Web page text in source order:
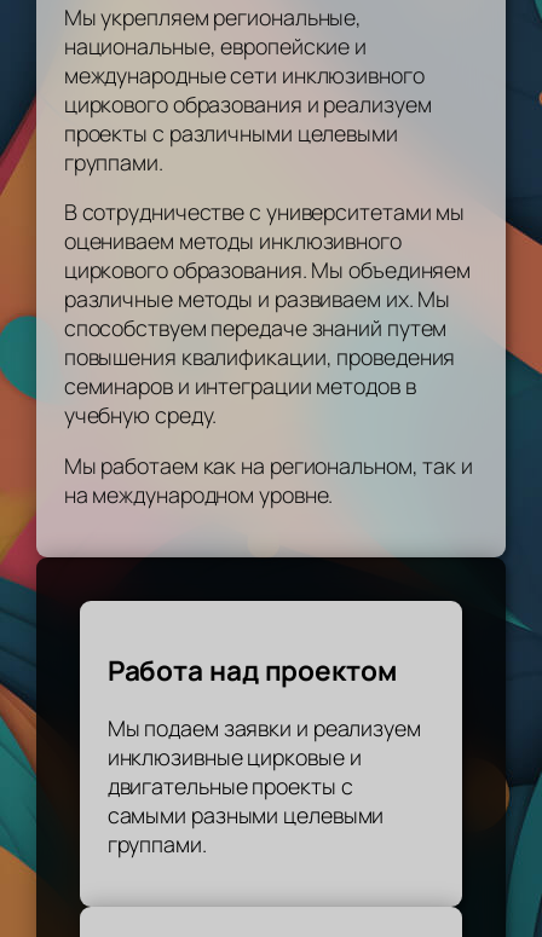
Мы укрепляем региональные,
национальные, европейские и
международные сети инклюзивного
циркового образования и реализуем
проекты с различными целевыми
группами.
В сотрудничестве с университетами мы
оцениваем методы инклюзивного
циркового образования. Мы объединяем
различные методы и развиваем их. Мы
способствуем передаче знаний путем
повышения квалификации, проведения
семинаров и интеграции методов в
учебную среду.
Мы работаем как на региональном, так и
на международном уровне.
Работа над проектом
Мы подаем заявки и реализуем
инклюзивные цирковые и
двигательные проекты с
самыми разными целевыми
группами.